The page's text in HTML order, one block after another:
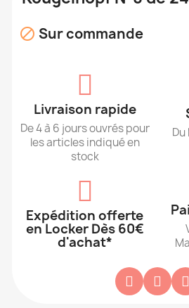
 Sur commande
Livraison rapide
De 4 à 6 jours ouvrés pour
les articles indiqué en
stock
Expédition offerte
en Locker Dès 60€
d'achat*